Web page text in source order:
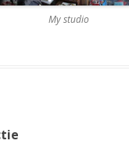
My studio